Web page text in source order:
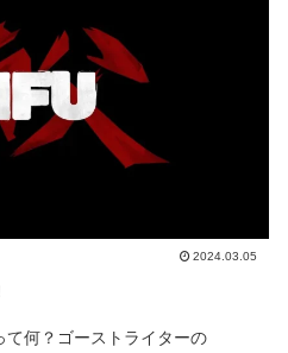
2024.03.05
て何？ゴーストライターの